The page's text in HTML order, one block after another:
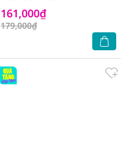
161,000₫
179,000₫